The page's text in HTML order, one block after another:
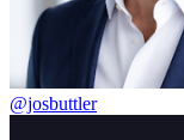
@josbuttler